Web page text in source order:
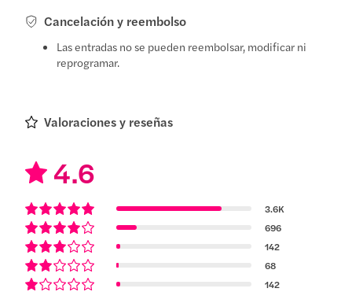
Cancelación y reembolso
Las entradas no se pueden reembolsar, modificar ni
reprogramar.
Valoraciones y reseñas
4.6
3.6K
696
142
68
142